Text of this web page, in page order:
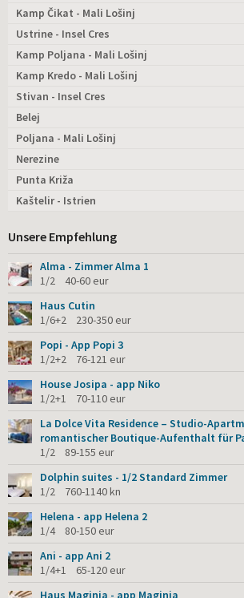
Kamp Čikat - Mali Lošinj
Ustrine - Insel Cres
Kamp Poljana - Mali Lošinj
Kamp Kredo - Mali Lošinj
Stivan - Insel Cres
Belej
Poljana - Mali Lošinj
Nerezine
Punta Križa
Kaštelir - Istrien
Unsere Empfehlung
Alma - Zimmer Alma 1
1/2 40-60 eur
Haus Cutin
1/6+2 230-350 eur
Popi - App Popi 3
1/2+2 76-121 eur
House Josipa - app Niko
1/2+1 70-110 eur
La Dolce Vita Residence – Studio-
romantischer Boutique-Aufenthalt für
1/2 89-155 eur
Dolphin suites - 1/2 Standard Zimmer
1/2 760-1140 kn
Helena - app Helena 2
1/4 80-150 eur
Ani - app Ani 2
1/4+1 65-120 eur
Haus Maginja - app Maginja